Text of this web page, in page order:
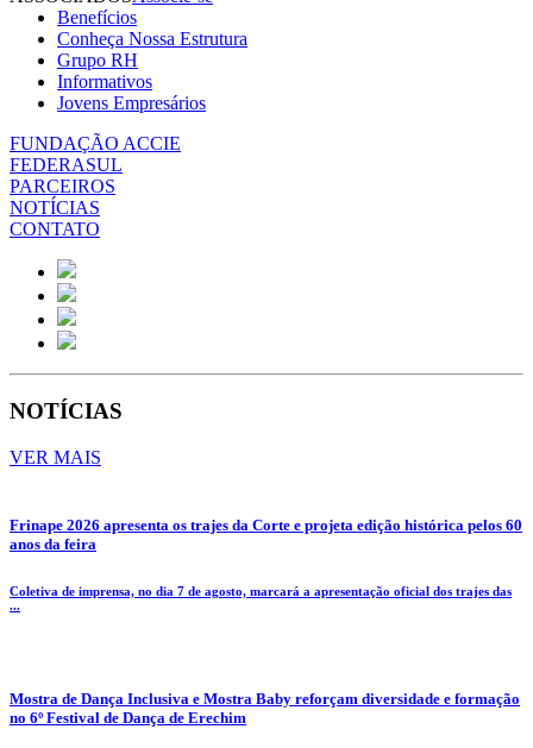
Benefícios
Conheça Nossa Estrutura
Grupo RH
Informativos
Jovens Empresários
FUNDAÇÃO ACCIE
FEDERASUL
PARCEIROS
NOTÍCIAS
CONTATO
NOTÍCIAS
VER MAIS
Frinape 2026 apresenta os trajes da Corte e projeta edição histórica pelos 60
anos da feira
Coletiva de imprensa, no dia 7 de agosto, marcará a apresentação oficial dos trajes das
...
Mostra de Dança Inclusiva e Mostra Baby reforçam diversidade e formação
no 6º Festival de Dança de Erechim